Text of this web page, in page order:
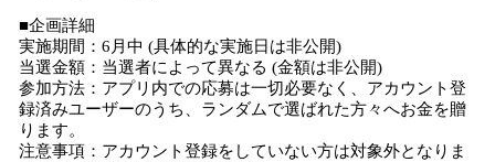
■企画詳細
実施期間：6月中 (具体的な実施日は非公開)
当選金額：当選者によって異なる (金額は非公開)
参加方法：アプリ内での応募は一切必要なく、アカウント登
録済みユーザーのうち、ランダムで選ばれた方々へお金を贈
ります。
注意事項：アカウント登録をしていない方は対象外となりま